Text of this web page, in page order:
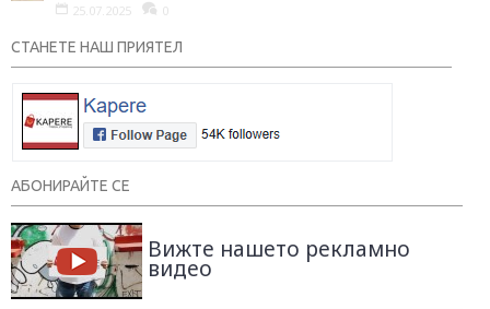
25.07.2025 0
СТАНЕТЕ НАШ ПРИЯТЕЛ
АБОНИРАЙТЕ СЕ
Вижте нашето рекламно
видео